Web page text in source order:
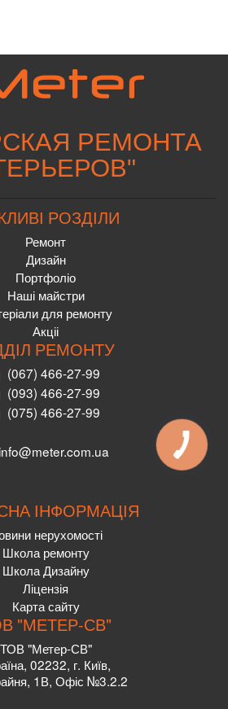
РЕМОНТА
"
РОЗДІЛИ
Ремонт
Дизайн
Портфоліо
Наші майстри
для ремонту
Акціі
РЕМОНТУ
(067) 466-27-99
(093) 466-27-99
(075) 466-27-99
info@meter.com.ua
ІНФОРМАЦІЯ
нерухомості
Школа ремонту
Школа Дизайну
Ліцензія
Карта сайту
"МЕТЕР-СВ"
ТОВ "Метер-СВ"
02232, г. Київ,
1В, Офіс №3.2.2